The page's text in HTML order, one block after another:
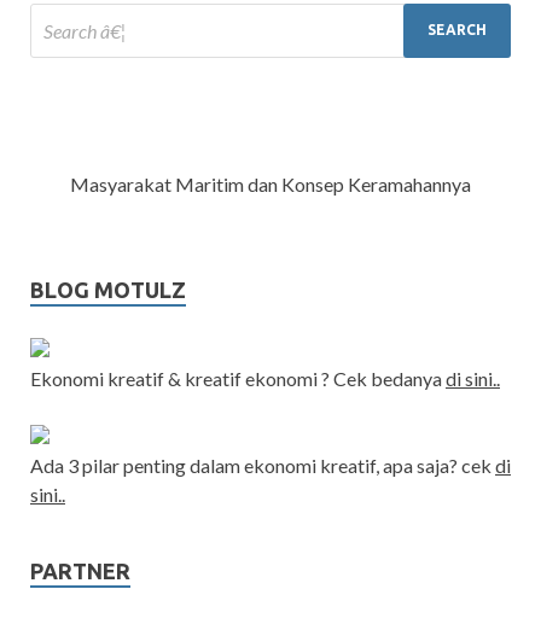
Masyarakat Maritim dan Konsep Keramahannya
BLOG MOTULZ
Ekonomi kreatif & kreatif ekonomi ? Cek bedanyadi sini..
Ada 3 pilar penting dalam ekonomi kreatif, apa saja? cek di
sini..
PARTNER